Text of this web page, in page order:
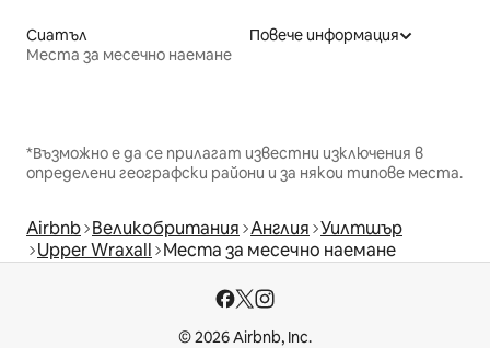
Сиатъл
Места за месечно наемане
Повече информация
*Възможно е да се прилагат известни изключения в
определени географски райони и за някои типове места.
Airbnb Великобритания Англия Уилтшър
Upper Wraxall Места за месечно наемане
© 2026 Airbnb, Inc.